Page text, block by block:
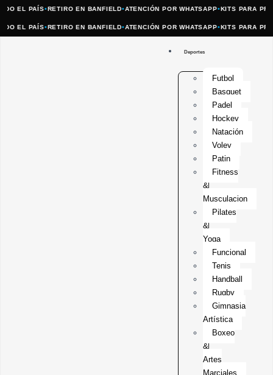
EL PAÍS•RETIRO EN BANFIELD•ATENCIÓN POR WHATSAPP•KITS PARA
EL PAÍS•RETIRO EN BANFIELD•ATENCIÓN POR WHATSAPP•KITS PARA
Deportes
Futbol
Basquet
Padel
Hockey
Natación
Voley
Patin
Fitness
&
Musculacion
Pilates
&
Yoga
Funcional
Tenis
Handball
Rugby
Gimnasia
Artística
Boxeo
&
Artes
Marciales